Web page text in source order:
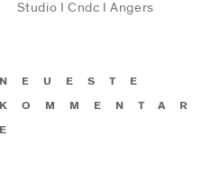
Studio I Cndc I Angers
NEUESTE
KOMMENTAR
E